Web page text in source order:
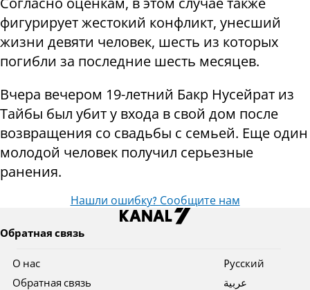
фигурирует жестокий конфликт, унесший
жизни девяти человек, шесть из которых
погибли за последние шесть месяцев.
Вчера вечером 19-летний Бакр Нусейрат из
Тайбы был убит у входа в свой дом после
возвращения со свадьбы с семьей. Еще один
молодой человек получил серьезные
ранения.
Нашли ошибку? Сообщите нам
Обратная связь
О нас
Обратная связь
Pусский
عربية